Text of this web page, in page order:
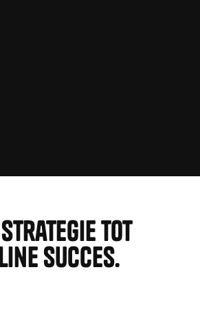
tot
succes.